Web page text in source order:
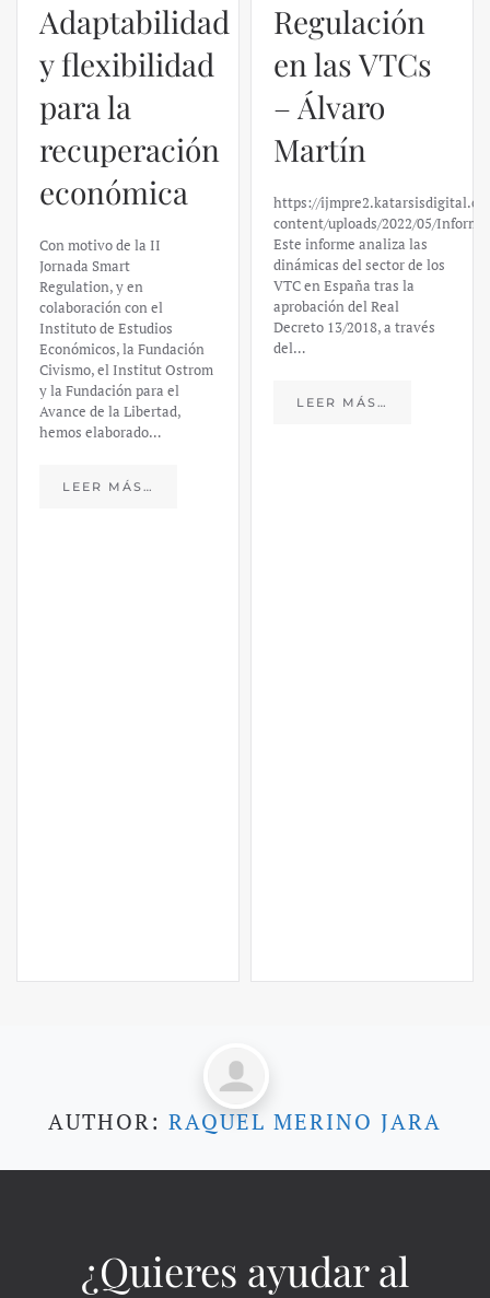
Adaptabilidad
y flexibilidad
para la
recuperación
económica
Con motivo de la II
Jornada Smart
Regulation, y en
colaboración con el
Instituto de Estudios
Económicos, la Fundación
Civismo, el Institut Ostrom
y la Fundación para el
Avance de la Libertad,
hemos elaborado…
LEER MÁS…
Regulación
en las VTCs
– Álvaro
Martín
https://
content/uploads/2022/05/
Este informe analiza las
dinámicas del sector de los
VTC en España tras la
aprobación del Real
Decreto 13/2018, a través
del…
LEER MÁS…
AUTHOR: RAQUEL MERINO JARA
¿Quieres ayudar al